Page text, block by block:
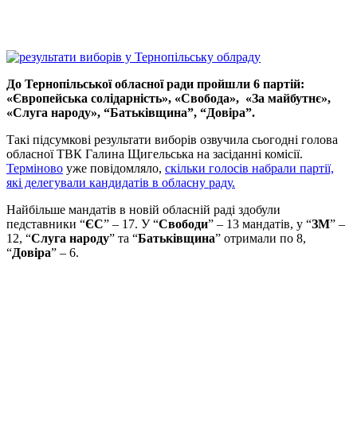
До Тернопільської обласної ради пройшли 6 партій:
«Європейська солідарність», «Свобода», «За майбутнє»,
«Слуга народу», “Батьківщина”, “Довіра”.
Такі підсумкові результати виборів озвучила сьогодні голова
обласної ТВК Галина Щигельська на засіданні комісії.
Терміново уже повідомляло, скільки голосів набрали партії,
які делегували кандидатів в обласну раду.
Найбільше мандатів в новій обласній раді здобули
педставники “ЄС” – 17. У “Свободи” – 13 мандатів, у “ЗМ” –
12, “Слуга народу” та “Батьківщина” отримали по 8,
“Довіра” – 6.